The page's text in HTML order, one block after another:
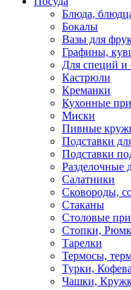
Блюда,
Бокалы
Вазы для
Графины,
Для специй и
Кастрюли
Креманки
Кухонные
Миски
Пивные
Подставки
Подставки
Разделочные
Салатники
Сковороды,
Стаканы
Столовые
Стопки,
Тарелки
Термосы,
Турки,
Чашки,